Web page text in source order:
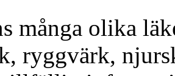
många olika
ryggvärk,